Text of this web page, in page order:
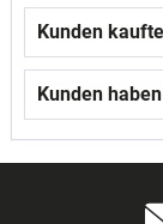
Kunden
Kunden